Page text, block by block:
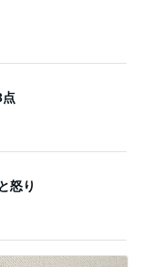
怒り